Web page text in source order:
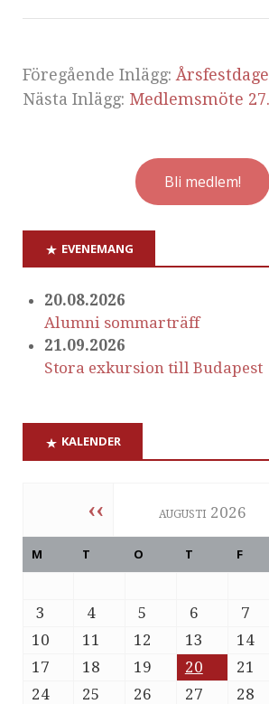
Föregående Inlägg:
Nästa Inlägg: Medlemsmöte
Bli medlem!
EVENEMANG
20.08.2026
Alumni sommarträff
21.09.2026
Stora exkursion till Budapest
KALENDER
‹‹ augusti 2026
M T O T F
3
4 5 6 7
10
11 12 13 14
17
18 19 20 21
24
25 26 27 28